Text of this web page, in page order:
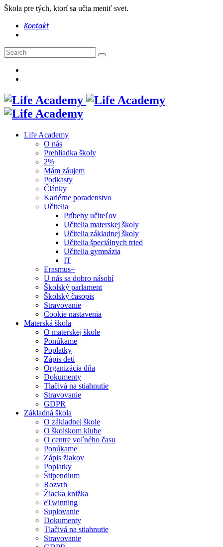
Škola pre tých, ktorí sa učia meniť svet.
Kontakt
Life Academy
O nás
Prehliadka školy
2%
Mám záujem
Podkasty
Články
Kariérne poradenstvo
Učitelia
Príbehy učiteľov
Učitelia materskej školy
Učitelia základnej školy
Učitelia špeciálnych tried
Učitelia gymnázia
IT
Erasmus+
U nás sa dobro násobí
Školský parlament
Školský časopis
Stravovanie
Cookie nastavenia
Materská škola
O materskej škole
Ponúkame
Poplatky
Zápis detí
Organizácia dňa
Dokumenty
Tlačivá na stiahnutie
Stravovanie
GDPR
Základná škola
O základnej škole
O školskom klube
O centre voľného času
Ponúkame
Zápis žiakov
Poplatky
Štipendium
Rozvrh
Žiacka knižka
eTwinning
Suplovanie
Dokumenty
Tlačivá na stiahnutie
Stravovanie